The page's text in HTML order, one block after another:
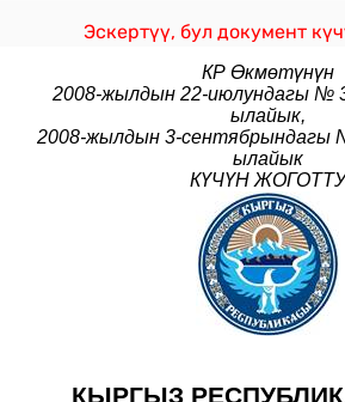
Эскертүү, бул документ